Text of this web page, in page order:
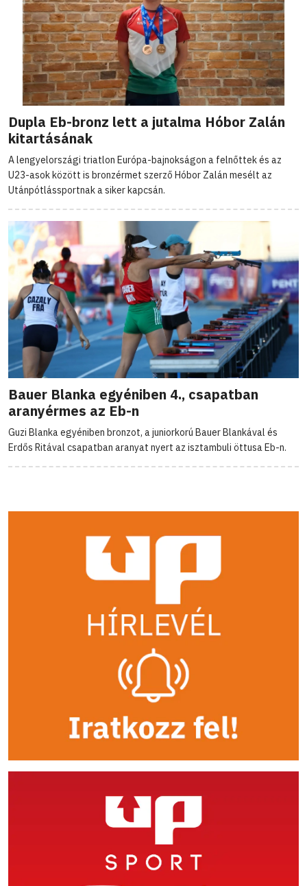
Dupla Eb-bronz lett a jutalma Hóbor Zalán
kitartásának
A lengyelországi triatlon Európa-bajnokságon a felnőttek és az
U23-asok között is bronzérmet szerző Hóbor Zalán mesélt az
Utánpótlássportnak a siker kapcsán.
Bauer Blanka egyéniben 4., csapatban
aranyérmes az Eb-n
Guzi Blanka egyéniben bronzot, a juniorkorú Bauer Blankával és
Erdős Ritával csapatban aranyat nyert az isztambuli öttusa Eb-n.